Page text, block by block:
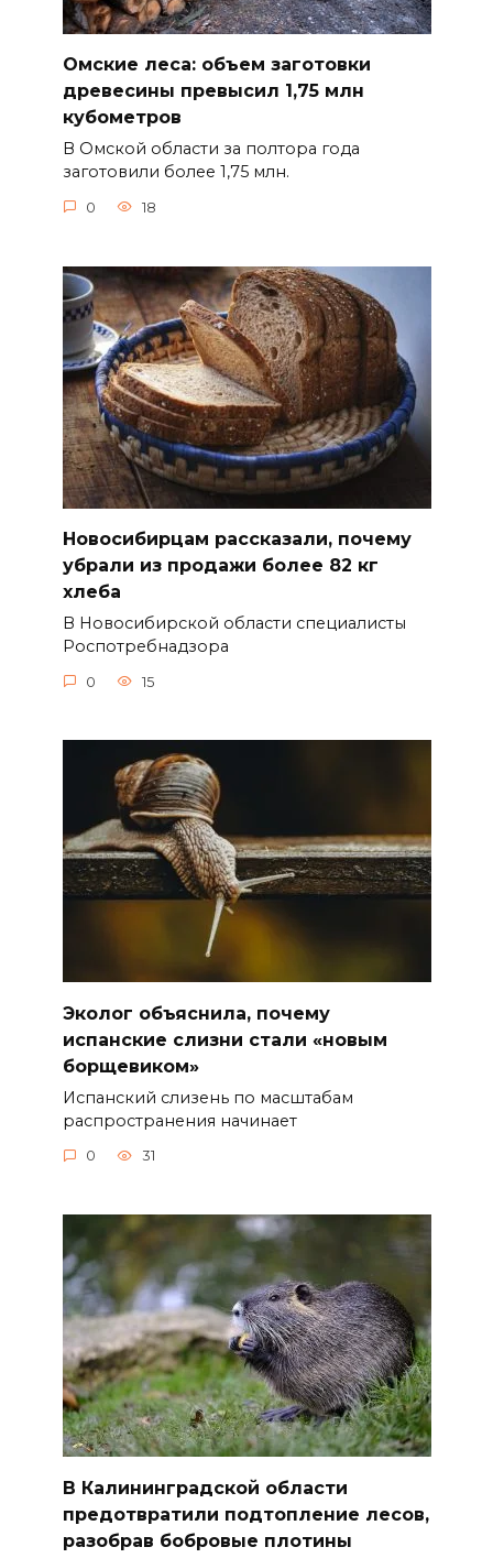
Омские леса: объем заготовки
древесины превысил 1,75 млн
кубометров
В Омской области за полтора года
заготовили более 1,75 млн.
0 18
Новосибирцам рассказали, почему
убрали из продажи более 82 кг
хлеба
В Новосибирской области специалисты
Роспотребнадзора
0 15
Эколог объяснила, почему
испанские слизни стали «новым
борщевиком»
Испанский слизень по масштабам
распространения начинает
0 31
В Калининградской области
предотвратили подтопление лесов,
разобрав бобровые плотины